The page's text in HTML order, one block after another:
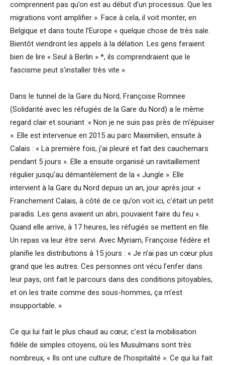
comprennent pas qu’on est au début d’un processus. Que les
migrations vont amplifier ». Face à cela, il voit monter, en
Belgique et dans toute l’Europe « quelque chose de très sale.
Bientôt viendront les appels à la délation. Les gens feraient
bien de lire « Seul à Berlin » *, ils comprendraient que le
fascisme peut s’installer très vite ».
Dans le tunnel de la Gare du Nord, Françoise Romnee
(Solidarité avec les réfugiés de la Gare du Nord) a le même
regard clair et souriant :« Non je ne suis pas près de m’épuiser
». Elle est intervenue en 2015 au parc Maximilien, ensuite à
Calais : « La première fois, j’ai pleuré et fait des cauchemars
pendant 5 jours ». Elle a ensuite organisé un ravitaillement
régulier jusqu’au démantèlement de la « Jungle ». Elle
intervient à la Gare du Nord depuis un an, jour après jour. «
Franchement Calais, à côté de ce qu’on voit ici, c’était un petit
paradis. Les gens avaient un abri, pouvaient faire du feu ».
Quand elle arrive, à 17 heures, les réfugiés se mettent en file.
Un repas va leur être servi. Avec Myriam, Françoise fédère et
planifie les distributions à 15 jours : « Je n’ai pas un cœur plus
grand que les autres. Ces personnes ont vécu l’enfer dans
leur pays, ont fait le parcours dans des conditions pitoyables,
et on les traite comme des sous-hommes, ça m’est
insupportable. »
Ce qui lui fait le plus chaud au cœur, c’est la mobilisation
fidèle de simples citoyens, où les Musulmans sont très
nombreux, « Ils ont une culture de l’hospitalité ». Ce qui lui fait